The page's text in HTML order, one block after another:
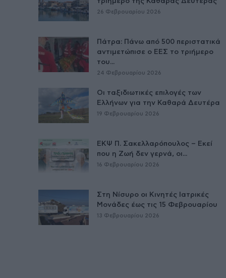
26 Φεβρουαρίου 2026
Πάτρα: Πάνω από 500 περιστατικά
αντιμετώπισε ο ΕΕΣ το τριήμερο
του...
24 Φεβρουαρίου 2026
Οι ταξιδιωτικές επιλογές των
Ελλήνων για την Καθαρά Δευτέρα
19 Φεβρουαρίου 2026
ΕΚΨ Π. Σακελλαρόπουλος – Εκεί
που η Ζωή δεν γερνά, οι...
16 Φεβρουαρίου 2026
Στη Νίσυρο οι Κινητές Ιατρικές
Μονάδες έως τις 15 Φεβρουαρίου
13 Φεβρουαρίου 2026